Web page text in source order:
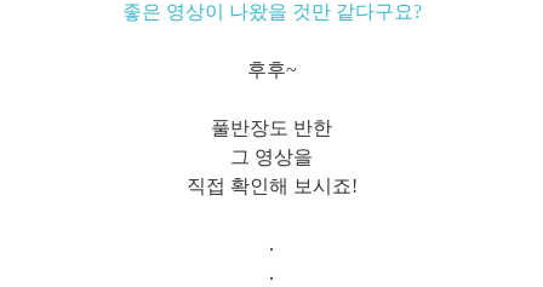
좋은 영상이 나왔을 것만 같다구요?
후후~
풀반장도 반한
그 영상을
직접 확인해 보시죠!
.
.